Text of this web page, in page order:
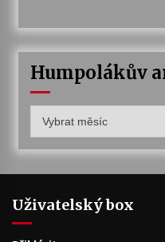
Humpolákův
archiv
Uživatelský box